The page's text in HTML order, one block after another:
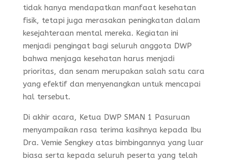
tidak hanya mendapatkan manfaat kesehatan
fisik, tetapi juga merasakan peningkatan dalam
kesejahteraan mental mereka. Kegiatan ini
menjadi pengingat bagi seluruh anggota DWP
bahwa menjaga kesehatan harus menjadi
prioritas, dan senam merupakan salah satu cara
yang efektif dan menyenangkan untuk mencapai
hal tersebut.
Di akhir acara, Ketua DWP SMAN 1 Pasuruan
menyampaikan rasa terima kasihnya kepada Ibu
Dra. Vemie Sengkey atas bimbingannya yang luar
biasa serta kepada seluruh peserta yang telah